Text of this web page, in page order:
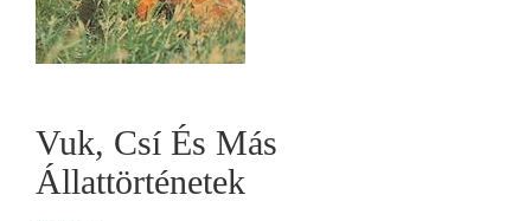
US
Vuk, Csí És Más
Állattörténetek